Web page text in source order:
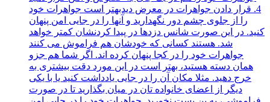
4. قرار دادن جواهرات در معرض دیدبهتر است جواهرات خود
را از جلوی چشم دور نگهدارید و آنها را در جایی امن پنهان
کنید. در این صورت شانس دزدها در پیدا کردنشان کمتر خواهد
شد. هستند کسانی که خودشان هم فراموش می کنند
جواهرات خود را در کجا پنهان کرده اند. اگر شما هم جزو
همان دسته هستید، بهتر است در این مورد دقت بیشتری به
خرج دهید. مثلا مکان آن را در جایی یادداشت کنید یا با یکی
دیگر از اعضای خانواده تان در میان بگذارید تا در صورت